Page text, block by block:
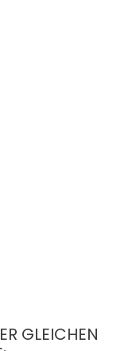
GLEICHEN